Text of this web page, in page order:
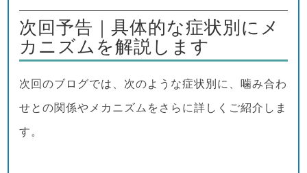
次回予告｜具体的な症状別にメ
カニズムを解説します
次回のブログでは、次のような症状別に、噛み合わ
せとの関係やメカニズムをさらに詳しくご紹介しま
す。